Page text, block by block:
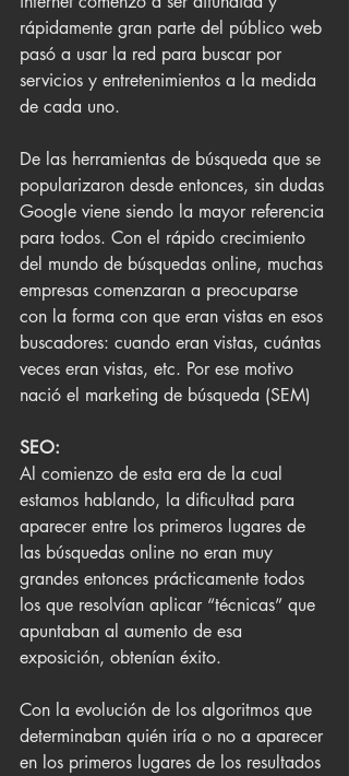
rápidamente gran parte del público web
pasó a usar la red para buscar por
servicios y entretenimientos a la medida
de cada uno.
De las herramientas de búsqueda que se
popularizaron desde entonces, sin dudas
Google viene siendo la mayor referencia
para todos. Con el rápido crecimiento
del mundo de búsquedas online, muchas
empresas comenzaran a preocuparse
con la forma con que eran vistas en esos
buscadores: cuando eran vistas, cuántas
veces eran vistas, etc. Por ese motivo
nació el marketing de búsqueda (SEM)
SEO:
Al comienzo de esta era de la cual
estamos hablando, la dificultad para
aparecer entre los primeros lugares de
las búsquedas online no eran muy
grandes entonces prácticamente todos
los que resolvían aplicar “técnicas” que
apuntaban al aumento de esa
exposición, obtenían éxito.
Con la evolución de los algoritmos que
determinaban quién iría o no a aparecer
en los primeros lugares de los resultados